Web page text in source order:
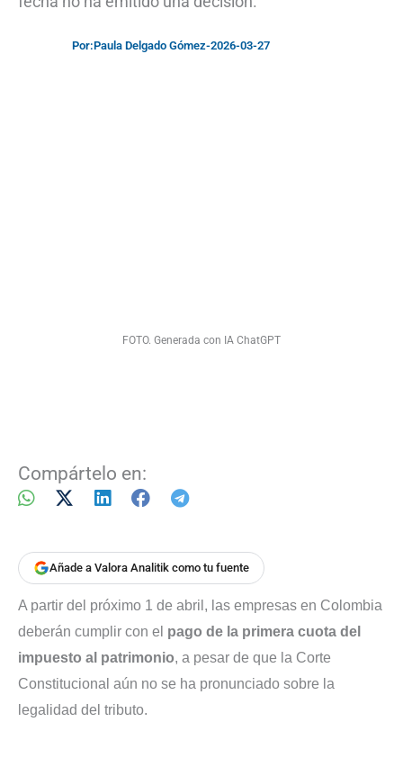
Por:Paula Delgado Gómez-2026-03-27
FOTO. Generada con IA ChatGPT
Compártelo en:
Añade a Valora Analitik como tu fuente
A partir del próximo 1 de abril, las empresas en Colombia
deberán cumplir con el pago de la primera cuota del
impuesto al patrimonio, a pesar de que la Corte
Constitucional aún no se ha pronunciado sobre la
legalidad del tributo.